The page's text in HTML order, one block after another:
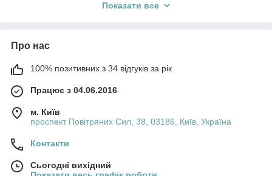
Електричні овочерізки : Автоматизовані
кілька насадок для різних типів нарізки.
на скибочки, кубики, соломку, пластини та інші
Терка : Деякі моделі обладнані насадками для
терки, що дозволяє отримувати терті овочі та
фрукти.
подрібнення великої кількості продуктів.
Показати все
Про нас
100% позитивних з 34 відгуків за рік
Працює з 04.06.2016
м. Київ
проспект Повітряних Сил, 38, 03186, Київ, Україна
Контакти
Сьогодні вихідний